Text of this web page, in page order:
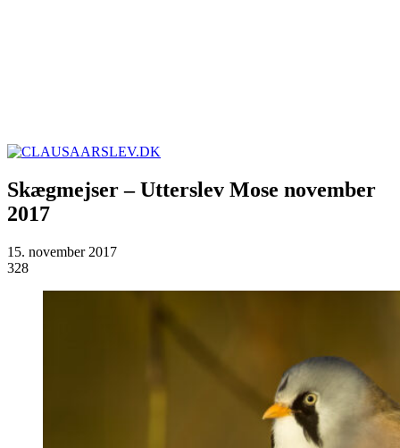
Skægmejser – Utterslev Mose november
2017
15. november 2017
328